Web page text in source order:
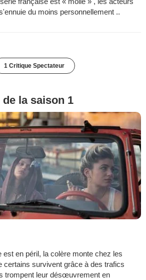
du moins personnellement ..
1 Critique Spectateur
la saison 1
est en péril, la colère monte chez les
certains survivent grâce à des trafics
trompent leur désœuvrement en